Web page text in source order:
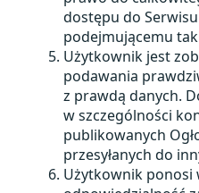
dostępu do
podejmującemu
Użytkownik jest
podawania
z prawdą danych.
w szczególności
publikowanych
przesyłanych do
Użytkownik ponosi